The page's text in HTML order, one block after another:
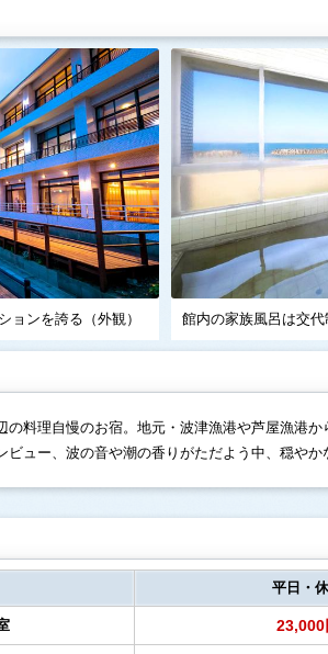
ョンを誇る（外観） 館内の家族風呂は交代
の料理自慢のお宿。地元・波津漁港や芦屋漁港
ュー、波の音や潮の香りがただよう中、穏やか
平日・
23,000